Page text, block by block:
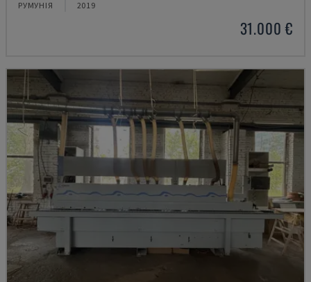
РУМУНІЯ 2019
31.000 €